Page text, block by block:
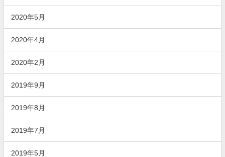
2020年5月
2020年4月
2020年2月
2019年9月
2019年8月
2019年7月
2019年5月